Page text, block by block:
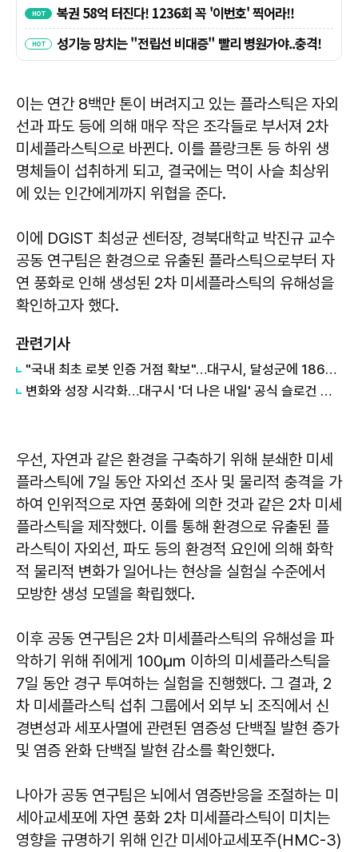
이는 연간 8백만 톤이 버려지고 있는 플라스틱은 자외
선과 파도 등에 의해 매우 작은 조각들로 부서져 2차
미세플라스틱으로 바뀐다. 이를 플랑크톤 등 하위 생
명체들이 섭취하게 되고, 결국에는 먹이 사슬 최상위
에 있는 인간에게까지 위협을 준다.
이에 DGIST 최성균 센터장, 경북대학교 박진규 교수
공동 연구팀은 환경으로 유출된 플라스틱으로부터 자
연 풍화로 인해 생성된 2차 미세플라스틱의 유해성을
확인하고자 했다.
관련기사
"국내 최초 로봇 인증 거점 확보"…대구시, 달성군에 186억 투입해 휴머노이드 센터 구축
변화와 성장 시각화…대구시 '더 나은 내일' 공식 슬로건 디자인 공개
우선, 자연과 같은 환경을 구축하기 위해 분쇄한 미세
플라스틱에 7일 동안 자외선 조사 및 물리적 충격을 가
하여 인위적으로 자연 풍화에 의한 것과 같은 2차 미세
플라스틱을 제작했다. 이를 통해 환경으로 유출된 플
라스틱이 자외선, 파도 등의 환경적 요인에 의해 화학
적 물리적 변화가 일어나는 현상을 실험실 수준에서
모방한 생성 모델을 확립했다.
이후 공동 연구팀은 2차 미세플라스틱의 유해성을 파
악하기 위해 쥐에게 100㎛ 이하의 미세플라스틱을
7일 동안 경구 투여하는 실험을 진행했다. 그 결과, 2
차 미세플라스틱 섭취 그룹에서 외부 뇌 조직에서 신
경변성과 세포사멸에 관련된 염증성 단백질 발현 증가
및 염증 완화 단백질 발현 감소를 확인했다.
나아가 공동 연구팀은 뇌에서 염증반응을 조절하는 미
세아교세포에 자연 풍화 2차 미세플라스틱이 미치는
영향을 규명하기 위해 인간 미세아교세포주(HMC-3)